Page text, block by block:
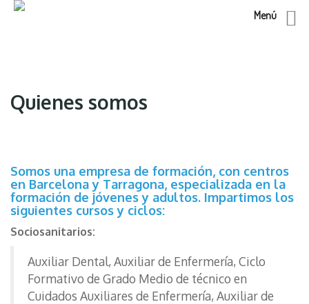
Quienes somos
Somos una empresa de formación, con centros
en Barcelona y Tarragona, especializada en la
formación de jóvenes y adultos. Impartimos los
siguientes cursos y ciclos:
Sociosanitarios:
Auxiliar Dental, Auxiliar de Enfermería, Ciclo
Formativo de Grado Medio de técnico en
Cuidados Auxiliares de Enfermería, Auxiliar de
Menú